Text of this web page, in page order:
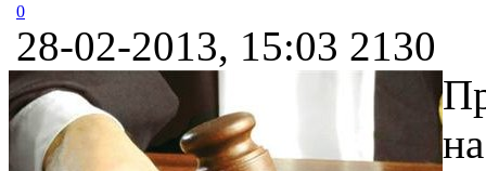
0
28-02-2013, 15:03 2130